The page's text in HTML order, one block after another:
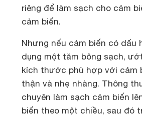
riêng để làm sạch cho cảm
cảm biến.
Nhưng nếu cảm biến có dấu
dụng một tăm bông sạch,
kích thước phù hợp với cảm
thận và nhẹ nhàng. Thông
chuyên làm sạch cảm biến
biến theo một chiều, sau đó